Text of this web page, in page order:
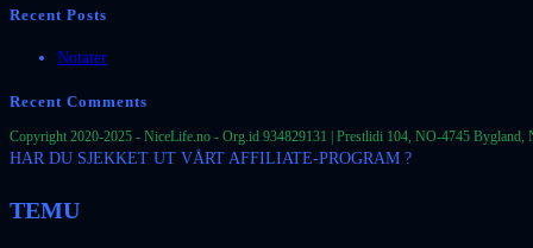
Recent Posts
Notater
Recent Comments
Copyright 2020-2025 - NiceLife.no - Org.id 934829131 | Prestlidi 104, NO-4745
HAR DU SJEKKET UT VÅRT AFFILIATE-PROGRAM ?
TEMU